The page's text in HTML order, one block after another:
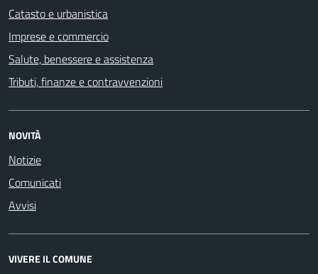
Catasto e urbanistica
Imprese e commercio
Salute, benessere e assistenza
Tributi, finanze e contravvenzioni
NOVITÀ
Notizie
Comunicati
Avvisi
VIVERE IL COMUNE